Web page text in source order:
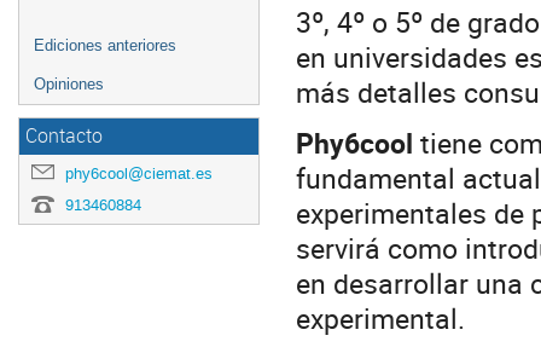
Ediciones anteriores
Opiniones
Contacto
phy6cool@ciemat.es
913460884
3º, 4º o 5º de
en universidades
más detalles
Phy6cool tiene
fundamental
experimentales de
servirá como
en desarrollar una
experimental.